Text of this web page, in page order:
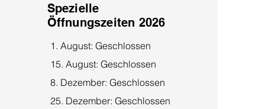
Spezielle
Öffnungszeiten 2026
1. August: Geschlossen
15. August: Geschlossen
8. Dezember: Geschlossen
25. Dezember: Geschlossen